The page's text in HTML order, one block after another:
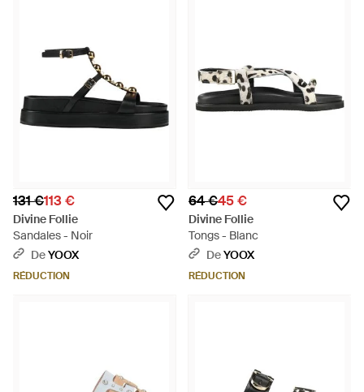
131 €113 €
Divine Follie
Sandales - Noir
DeYOOX
RÉDUCTION
64 €45 €
Divine Follie
Tongs - Blanc
DeYOOX
RÉDUCTION